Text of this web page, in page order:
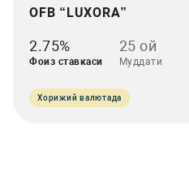
OFB “LUXORA”
2.75%
Фоиз ставкаси
25 ой
Муддати
Хорижий валютада